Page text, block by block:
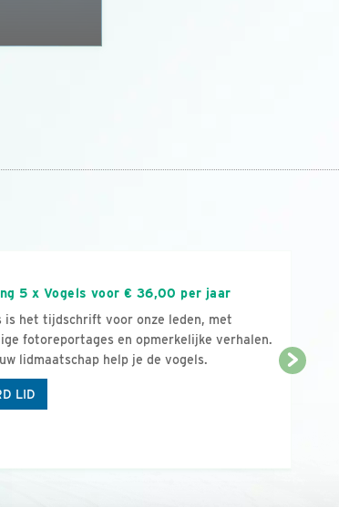
5 x Vogels voor € 36,00 per jaar
is het tijdschrift voor onze leden, met
fotoreportages en opmerkelijke verhalen.
lidmaatschap help je de vogels.
LID